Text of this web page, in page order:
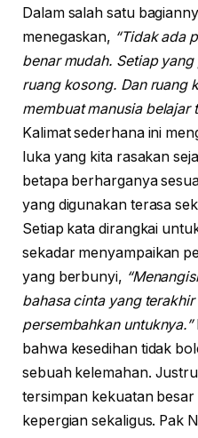
Dalam salah satu
menegaskan, “Tidak ada
benar mudah. Setiap
ruang kosong. Dan ruang
membuat manusia belajar
Kalimat sederhana ini
luka yang kita rasakan
betapa berharganya
yang digunakan terasa
Setiap kata dirangkai
sekadar menyampaikan
yang berbunyi,
bahasa cinta yang
persembahkan untuknya.”
bahwa kesedihan tidak
sebuah kelemahan.
tersimpan kekuatan
kepergian sekaligus. Pak